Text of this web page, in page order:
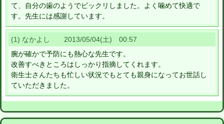
て、自分の歯のようでビックリしました。よく噛めて快適で
す。先生には感謝しています。
(1) なかよし 2013/05/04(土) 00:57
腕が確かで予防にも熱心な先生です。
改善すべきところはしっかり指摘してくれます。
衛生士さんたちも忙しい状況でもとても親身になってお世話し
ていただきました。